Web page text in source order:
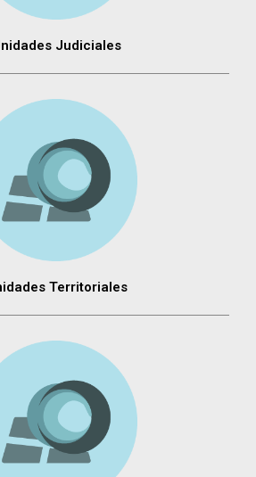
Judiciales
Territoriales